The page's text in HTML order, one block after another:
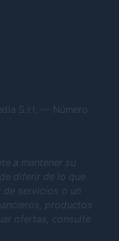
S.r.l. — Número
a mantener su
diferir de lo que
de servicios o un
productos
ofertas, consulte